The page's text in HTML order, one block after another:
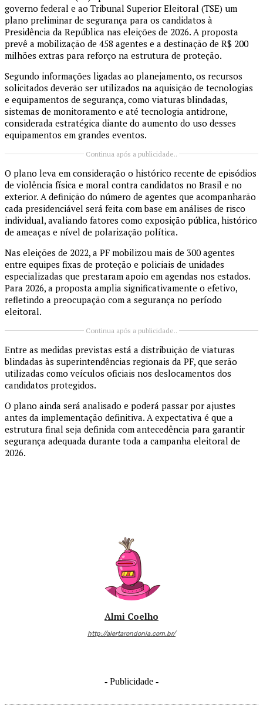
governo federal e ao Tribunal Superior Eleitoral (TSE) um
plano preliminar de segurança para os candidatos à
Presidência da República nas eleições de 2026. A proposta
prevê a mobilização de 458 agentes e a destinação de R$ 200
milhões extras para reforço na estrutura de proteção.
Segundo informações ligadas ao planejamento, os recursos
solicitados deverão ser utilizados na aquisição de tecnologias
e equipamentos de segurança, como viaturas blindadas,
sistemas de monitoramento e até tecnologia antidrone,
considerada estratégica diante do aumento do uso desses
equipamentos em grandes eventos.
Continua após a publicidade..
O plano leva em consideração o histórico recente de episódios
de violência física e moral contra candidatos no Brasil e no
exterior. A definição do número de agentes que acompanharão
cada presidenciável será feita com base em análises de risco
individual, avaliando fatores como exposição pública, histórico
de ameaças e nível de polarização política.
Nas eleições de 2022, a PF mobilizou mais de 300 agentes
entre equipes fixas de proteção e policiais de unidades
especializadas que prestaram apoio em agendas nos estados.
Para 2026, a proposta amplia significativamente o efetivo,
refletindo a preocupação com a segurança no período
eleitoral.
Continua após a publicidade..
Entre as medidas previstas está a distribuição de viaturas
blindadas às superintendências regionais da PF, que serão
utilizadas como veículos oficiais nos deslocamentos dos
candidatos protegidos.
O plano ainda será analisado e poderá passar por ajustes
antes da implementação definitiva. A expectativa é que a
estrutura final seja definida com antecedência para garantir
segurança adequada durante toda a campanha eleitoral de
2026.
Almi Coelho
http://alertarondonia.com.br/
- Publicidade -